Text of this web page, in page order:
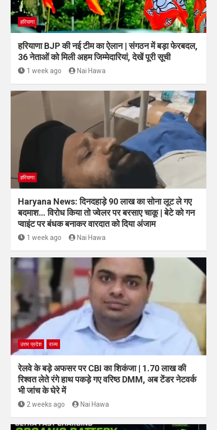
हरियाणा
हरियाणा BJP की नई टीम का ऐलान | संगठन में बड़ा फेरबदल,
36 नेताओं को मिली अहम जिम्मेदारियां, देखें पूरी सूची
1 week ago Nai Hawa
हरियाणा
Haryana News: दिनदहाड़े 90 लाख का सोना लूट ले गए
बदमाश… विरोध किया तो ज्वेलर पर बरसाए चाकू | बेटे को गन
प्वाइंट पर बंधक बनाकर वारदात को दिया अंजाम
1 week ago Nai Hawa
उत्तर प्रदेश राज्य
रेलवे के बड़े अफसर पर CBI का शिकंजा | 1.70 लाख की
रिश्वत लेते रंगे हाथ पकड़े गए वरिष्ठ DMM, अब टेंडर नेटवर्क
भी जांच के घेरे में
2 weeks ago Nai Hawa